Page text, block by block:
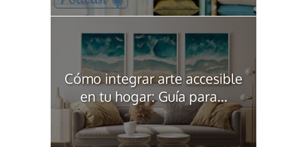
Cómo integrar arte accesible
en tu hogar: Guía para...